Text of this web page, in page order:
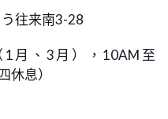
往来南3-28
1月、3月），10AM至
休息）